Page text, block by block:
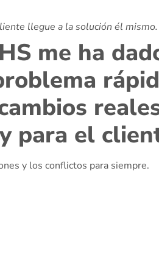
llegue a la solución él mismo.
me ha
para el
y los conflictos para siempre.